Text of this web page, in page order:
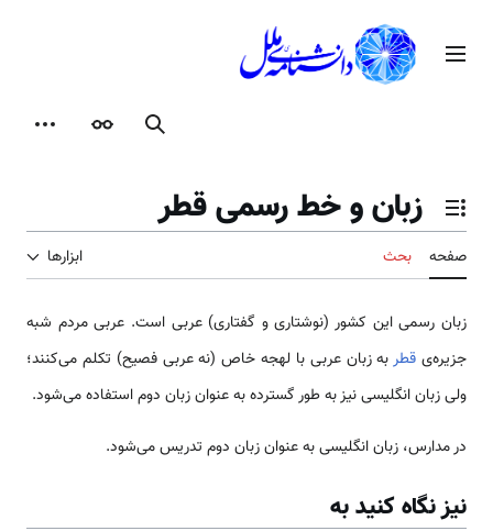
محتوامنوی اصلی
جستجوظاهر
تغییر وضعیت فهرست محتویات
زبان و خط رسمی قطر
صفحه بحث ابزارها
زبان رسمی این کشور (نوشتاری و گفتاری) عربی است. عربی مردم شبه
جزیره‌ی قطربه زبان عربی با لهجه خاص (نه عربی فصیح) تکلم می‌کنند؛
ولی زبان انگلیسی نیز به طور گسترده به عنوان زبان دوم استفاده می‌شود.
در مدارس، زبان انگلیسی به عنوان زبان دوم تدریس می‌شود.‌‌‌‌
نیز نگاه کنید به